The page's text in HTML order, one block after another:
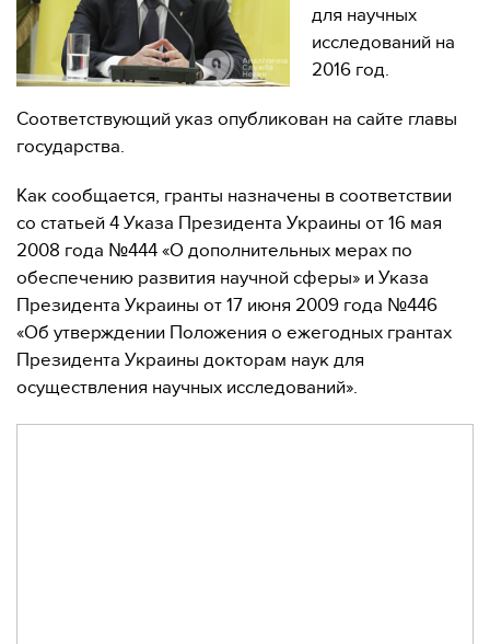
для научных
исследований на
2016 год.
Соответствующий указ опубликован на сайте главы
государства.
Как сообщается, гранты назначены в соответствии
со статьей 4 Указа Президента Украины от 16 мая
2008 года №444 «О дополнительных мерах по
обеспечению развития научной сферы» и Указа
Президента Украины от 17 июня 2009 года №446
«Об утверждении Положения о ежегодных грантах
Президента Украины докторам наук для
осуществления научных исследований».